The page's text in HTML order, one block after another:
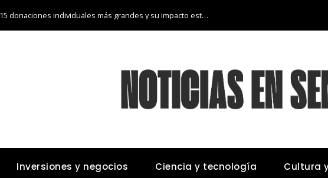
Las 15 donaciones individuales más grandes y su impacto estructural en sistemas educativos y sanitarios
Inversiones y negocios Ciencia y tecnología Cultura